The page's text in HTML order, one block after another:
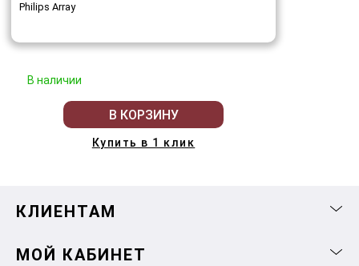
Philips Array
В наличии
В КОРЗИНУ
Купить в 1 клик
КЛИЕНТАМ
МОЙ КАБИНЕТ